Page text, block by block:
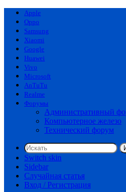
Apple
Oppo
Samsung
Xiaomi
Google
Huawei
Vivo
Microsoft
AnTuTu
Realme
Форумы
Административный
Компьютерное железо
Технический форум
Switch skin
Sidebar
Случайная статья
Вход / Регистрация